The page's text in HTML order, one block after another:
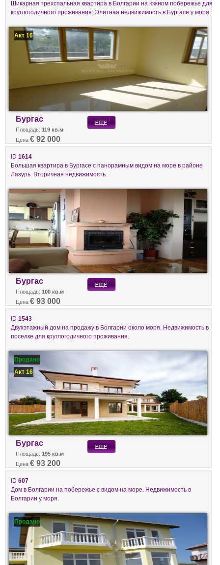
Шикарная трехспальная квартира в Болгарии на южном побережье для
круглогодичного проживания. Элитная недвижимость в Бургасе у моря.
Акт 16
Бургас
Площадь: 119 кв.м
Цена € 92 000
ID 1614
Большая квартира в Бургасе с панорамным видом на море в районе
Лазурь. Вторичная недвижимость.
Бургас
Площадь: 100 кв.м
Цена € 93 000
ID 1543
Двухэтажный дом на продажу в Болгарии около моря. Недвижимость в
поселке для круглогодичного проживания.
Продано
Акт 16
Бургас
Площадь: 195 кв.м
Цена € 93 200
ID 607
Дом в Болгарии на побережье с видом на море. Недвижимость в
Болгарии у моря.
Продано